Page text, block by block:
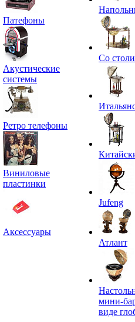
Патефоны
Акустические
системы
Ретро телефоны
Виниловые
пластинки
Аксессуары
Со
Jufeng
Атлант
мини-
виде